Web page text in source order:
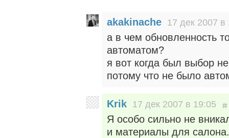
akakinache 17 дек 2007 в
а в чем обновленность
автоматом?
я вот когда был выбор
потому что не было
Krik 17 дек 2007 в 19:05
Я особо сильно не
и материалы для салона.